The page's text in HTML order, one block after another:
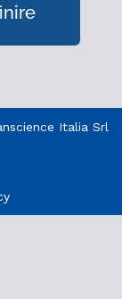
Italia Srl